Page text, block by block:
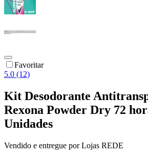
Favoritar
5.0 (12)
Kit Desodorante
Rexona Powder Dry 72
Unidades
Vendido e entregue por Lojas REDE